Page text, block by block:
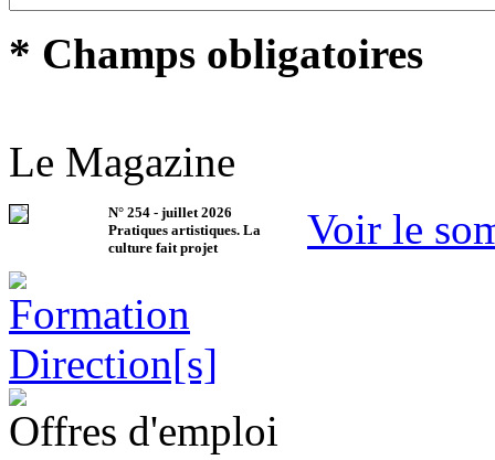
* Champs obligatoires
Le Magazine
N° 254 - juillet 2026
Pratiques artistiques. La
culture fait projet
Voir le
Offres d'emploi